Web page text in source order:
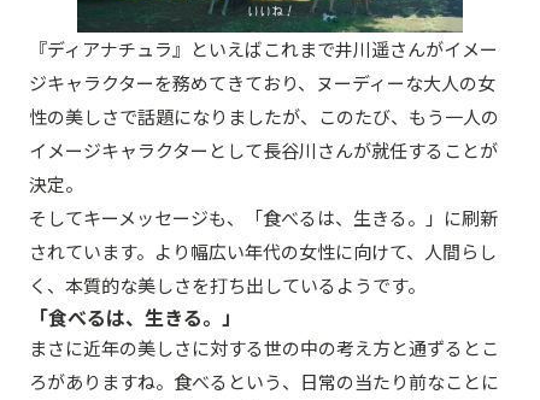
『ディアナチュラ』といえばこれまで井川遥さんがイメー
ジキャラクターを務めてきており、ヌーディーな大人の女
性の美しさで話題になりましたが、このたび、もう一人の
イメージキャラクターとして長谷川さんが就任することが
決定。
そしてキーメッセージも、「食べるは、生きる。」に刷新
されています。より幅広い年代の女性に向けて、人間らし
く、本質的な美しさを打ち出しているようです。
「食べるは、生きる。」
まさに近年の美しさに対する世の中の考え方と通ずるとこ
ろがありますね。食べるという、日常の当たり前なことに